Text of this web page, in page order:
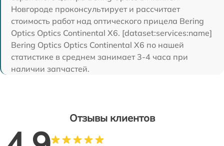
Новгороде проконсультирует и рассчитает
стоимость работ над оптического прицела Bering
Optics Optics Continental X6. [dataset:services:name]
Bering Optics Optics Continental X6 по нашей
статистике в среднем занимает 3-4 часа при
наличии запчастей.
Отзывы клиентов